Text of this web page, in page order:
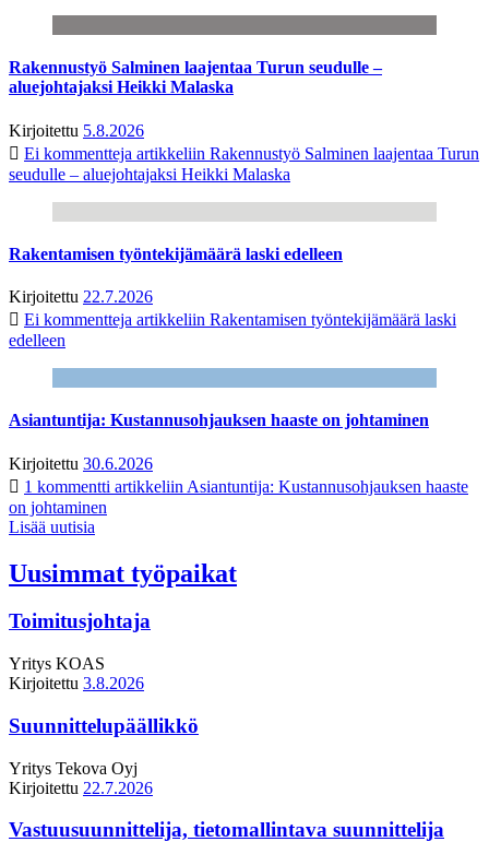
Rakennustyö Salminen laajentaa Turun seudulle –
aluejohtajaksi Heikki Malaska
Kirjoitettu 5.8.2026
Ei kommentteja artikkeliin Rakennustyö Salminen laajentaa Turun
seudulle – aluejohtajaksi Heikki Malaska
Rakentamisen työntekijämäärä laski edelleen
Kirjoitettu 22.7.2026
Ei kommentteja artikkeliin Rakentamisen työntekijämäärä laski
edelleen
Asiantuntija: Kustannusohjauksen haaste on johtaminen
Kirjoitettu 30.6.2026
1 kommentti artikkeliin Asiantuntija: Kustannusohjauksen haaste
on johtaminen
Lisää uutisia
Uusimmat työpaikat
Toimitusjohtaja
Yritys KOAS
Kirjoitettu 3.8.2026
Suunnittelupäällikkö
Yritys Tekova Oyj
Kirjoitettu 22.7.2026
Vastuusuunnittelija, tietomallintava suunnittelija